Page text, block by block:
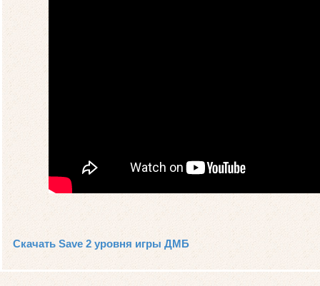
Скачать Save 2 уровня игры ДМБ